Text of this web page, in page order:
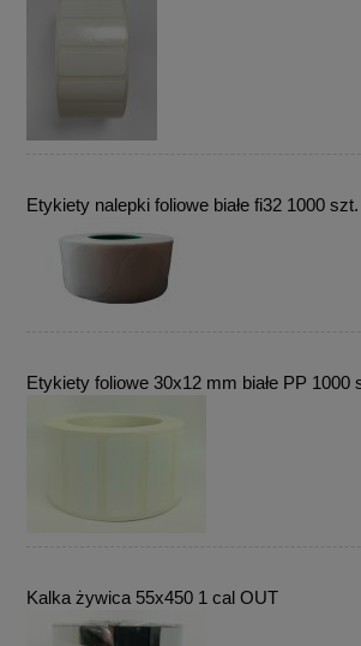
Etykiety nalepki foliowe białe fi32 1000 szt.
Etykiety foliowe 30x12 mm białe PP 1000
Kalka żywica 55x450 1 cal OUT